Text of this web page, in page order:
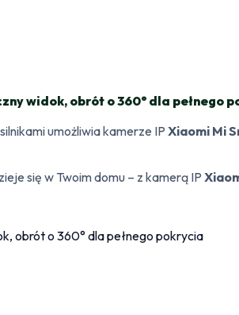
widok, obrót o 360° dla pełnego
umożliwia kamerze IP Xiaomi Mi
się w Twoim domu – z kamerą IP